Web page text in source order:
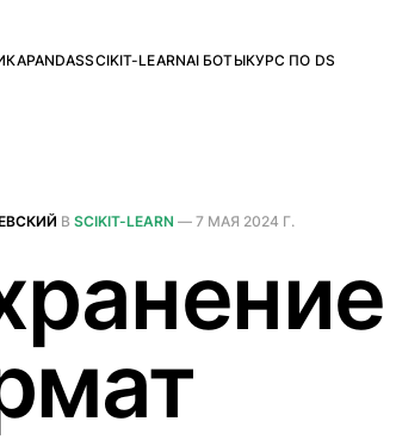
PANDASSCIKIT-LEARNAI БОТЫКУРС ПО DS
В SCIKIT-LEARN — 7 МАЯ 2024 Г.